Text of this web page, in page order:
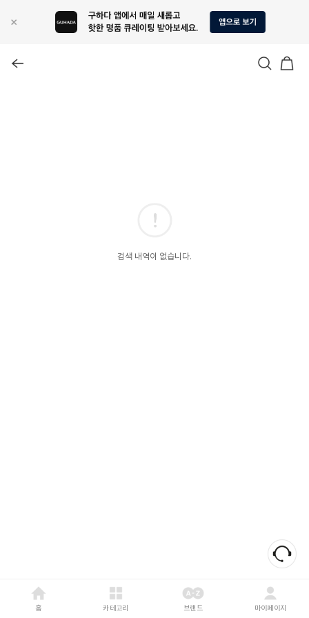
검색 내역이 없습니다.
홈 카테고리 브랜드 마이페이지